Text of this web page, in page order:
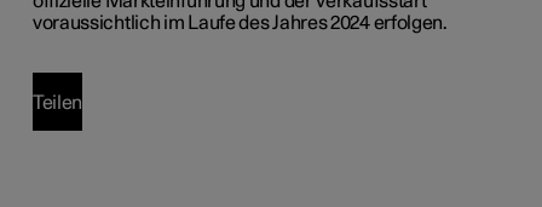
voraussichtlich im Laufe des Jahres 2024 erfolgen.
Teilen